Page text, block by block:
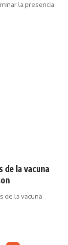
la presencia
de la vacuna
de la vacuna